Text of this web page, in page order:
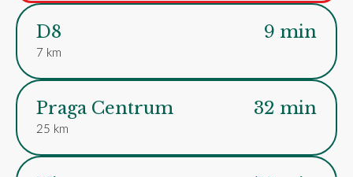
D8
7 km
9 min
Praga Centrum
25 km
32 min